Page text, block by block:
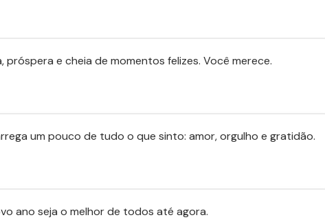
próspera e cheia de momentos felizes. Você merece.
um pouco de tudo o que sinto: amor, orgulho e gratidão.
ano seja o melhor de todos até agora.